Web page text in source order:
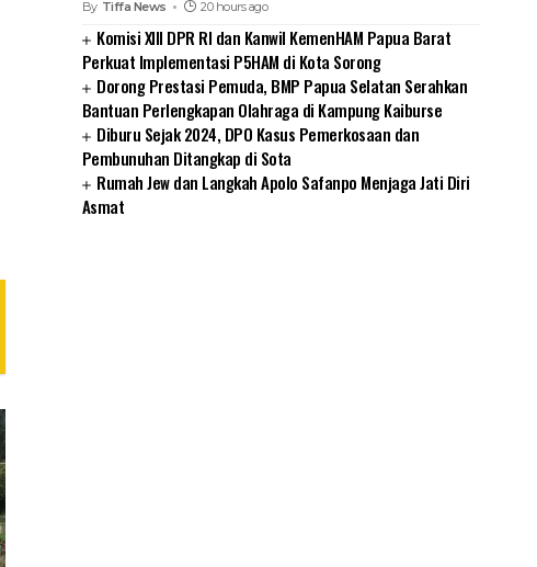
By Tiffa News 20 hours ago
Komisi XIII DPR RI dan Kanwil KemenHAM Papua Barat
Perkuat Implementasi P5HAM di Kota Sorong
Dorong Prestasi Pemuda, BMP Papua Selatan Serahkan
Bantuan Perlengkapan Olahraga di Kampung Kaiburse
Diburu Sejak 2024, DPO Kasus Pemerkosaan dan
Pembunuhan Ditangkap di Sota
Rumah Jew dan Langkah Apolo Safanpo Menjaga Jati Diri
Asmat